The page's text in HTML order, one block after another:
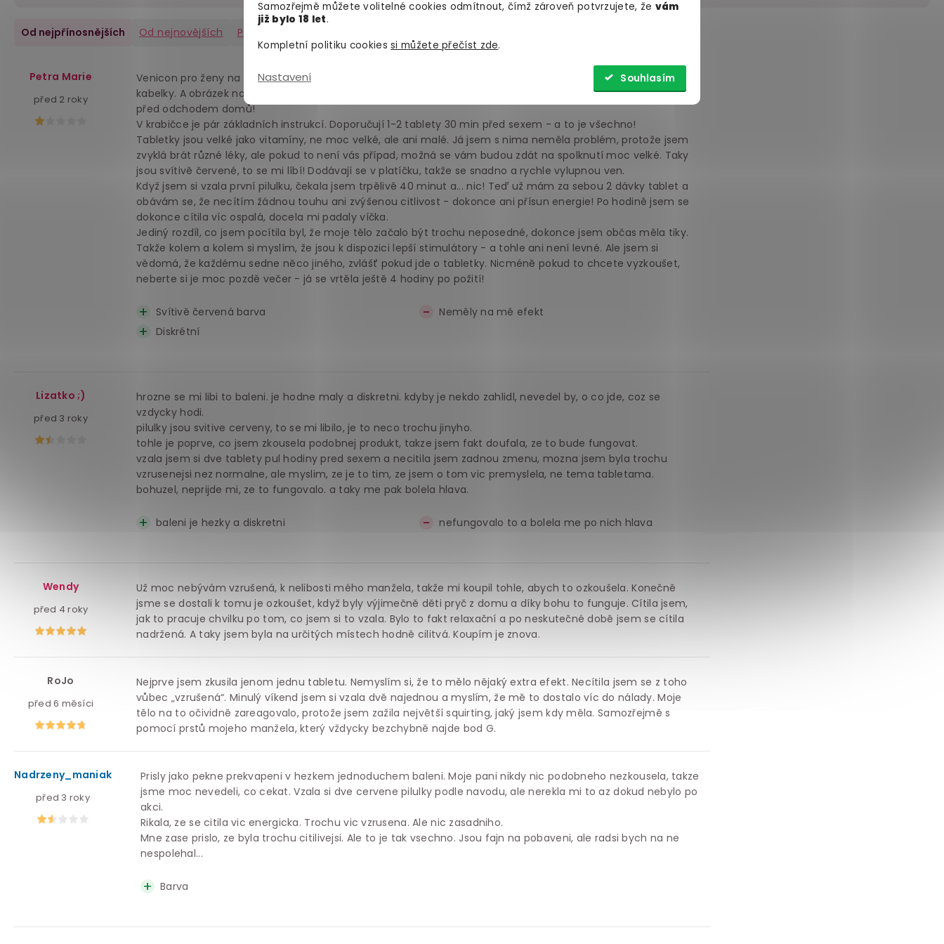
Samozřejmě můžete volitelné cookies odmítnout, čímž zároveň potvrzujete, že vám
již bylo 18 let.
Kompletní politiku cookiessi můžete přečíst zde.
Nastavení Souhlasím
Od nejpřínosnějších Od nejnovějších Pozitivní
Petra Marie
před 2 roky
Venicon pro ženy na zlepšení sexuální touhy se dodává v malé velice diskrétní krabičce, která se vejde do
kabelky. A obrázek na vrchu taky nekřičí sex, takže nikdo vás nebude podezřívat, když je vytáhnete v kanceláři
před odchodem domů!
V krabičce je pár základních instrukcí. Doporučují 1-2 tablety 30 min před sexem - a to je všechno!
Tabletky jsou velké jako vitamíny, ne moc velké, ale ani malé. Já jsem s nima neměla problém, protože jsem
zvyklá brát různé léky, ale pokud to není vás případ, možná se vám budou zdát na spolknutí moc velké. Taky
jsou svítivě červené, to se mi líbí! Dodávají se v platíčku, takže se snadno a rychle vylupnou ven.
Když jsem si vzala první pilulku, čekala jsem trpělivě 40 minut a... nic! Teď už mám za sebou 2 dávky tablet a
obávám se, že necítím žádnou touhu ani zvýšenou citlivost - dokonce ani přísun energie! Po hodině jsem se
dokonce cítila víc ospalá, docela mi padaly víčka.
Jediný rozdíl, co jsem pocítila byl, že moje tělo začalo být trochu neposedné, dokonce jsem občas měla tiky.
Takže kolem a kolem si myslím, že jsou k dispozici lepší stimulátory - a tohle ani není levné. Ale jsem si
vědomá, že každému sedne něco jiného, zvlášť pokud jde o tabletky. Nicméně pokud to chcete vyzkoušet,
neberte si je moc pozdě večer - já se vrtěla ještě 4 hodiny po požití!
Svítivě červená barva
Diskrétní
Neměly na mě efekt
Lizatko ;)
před 3 roky
hrozne se mi libi to baleni. je hodne maly a diskretni. kdyby je nekdo zahlidl, nevedel by, o co jde, coz se
vzdycky hodi.
pilulky jsou svitive cerveny, to se mi libilo, je to neco trochu jinyho.
tohle je poprve, co jsem zkousela podobnej produkt, takze jsem fakt doufala, ze to bude fungovat.
vzala jsem si dve tablety pul hodiny pred sexem a necitila jsem zadnou zmenu, mozna jsem byla trochu
vzrusenejsi nez normalne, ale myslim, ze je to tim, ze jsem o tom vic premyslela, ne tema tabletama.
bohuzel, neprijde mi, ze to fungovalo. a taky me pak bolela hlava.
baleni je hezky a diskretni nefungovalo to a bolela me po nich hlava
Wendy
před 4 roky
Už moc nebývám vzrušená, k nelibosti mého manžela, takže mi koupil tohle, abych to ozkoušela. Konečně
jsme se dostali k tomu je ozkoušet, když byly výjimečně děti pryč z domu a díky bohu to funguje. Cítila jsem,
jak to pracuje chvilku po tom, co jsem si to vzala. Bylo to fakt relaxační a po neskutečné době jsem se cítila
nadržená. A taky jsem byla na určitých místech hodně cilitvá. Koupím je znova.
RoJo
před 6 měsíci
Nejprve jsem zkusila jenom jednu tabletu. Nemyslím si, že to mělo nějaký extra efekt. Necítila jsem se z toho
vůbec „vzrušená“. Minulý víkend jsem si vzala dvě najednou a myslím, že mě to dostalo víc do nálady. Moje
tělo na to očividně zareagovalo, protože jsem zažila největší squirting, jaký jsem kdy měla. Samozřejmě s
pomocí prstů mojeho manžela, který vždycky bezchybně najde bod G.
Nadrzeny_maniak
před 3 roky
Prisly jako pekne prekvapeni v hezkem jednoduchem baleni. Moje pani nikdy nic podobneho nezkousela, takze
jsme moc nevedeli, co cekat. Vzala si dve cervene pilulky podle navodu, ale nerekla mi to az dokud nebylo po
akci.
Rikala, ze se citila vic energicka. Trochu vic vzrusena. Ale nic zasadniho.
Mne zase prislo, ze byla trochu citilivejsi. Ale to je tak vsechno. Jsou fajn na pobaveni, ale radsi bych na ne
nespolehal...
Barva